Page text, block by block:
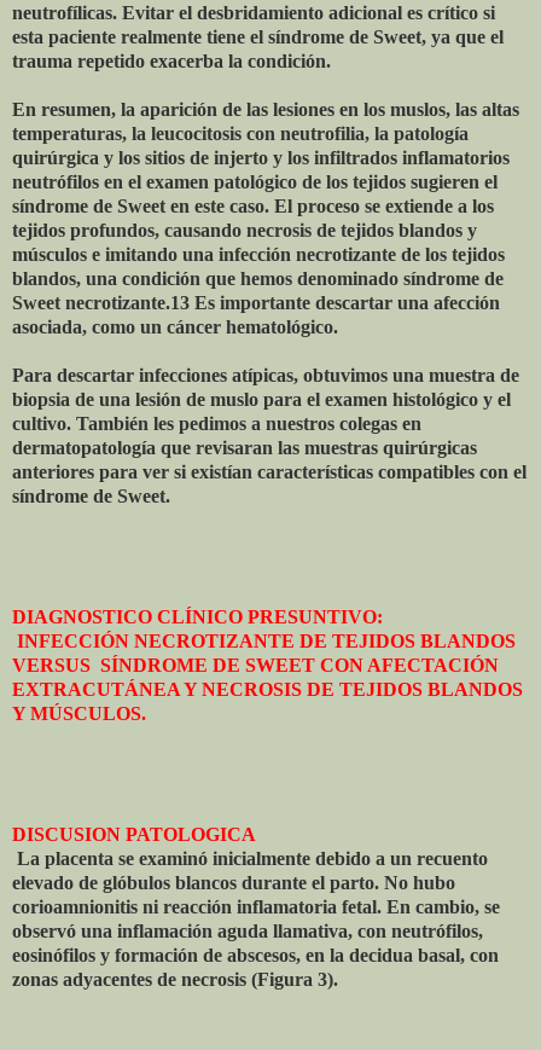
neutrofílicas. Evitar el desbridamiento adicional es crítico si
esta paciente realmente tiene el síndrome de Sweet, ya que el
trauma repetido exacerba la condición.
En resumen, la aparición de las lesiones en los muslos, las altas
temperaturas, la leucocitosis con neutrofilia, la patología
quirúrgica y los sitios de injerto y los infiltrados inflamatorios
neutrófilos en el examen patológico de los tejidos sugieren el
síndrome de Sweet en este caso. El proceso se extiende a los
tejidos profundos, causando necrosis de tejidos blandos y
músculos e imitando una infección necrotizante de los tejidos
blandos, una condición que hemos denominado síndrome de
Sweet necrotizante.13 Es importante descartar una afección
asociada, como un cáncer hematológico.
Para descartar infecciones atípicas, obtuvimos una muestra de
biopsia de una lesión de muslo para el examen histológico y el
cultivo. También les pedimos a nuestros colegas en
dermatopatología que revisaran las muestras quirúrgicas
anteriores para ver si existían características compatibles con el
síndrome de Sweet.
DIAGNOSTICO CLÍNICO PRESUNTIVO:
INFECCIÓN NECROTIZANTE DE TEJIDOS BLANDOS
VERSUS SÍNDROME DE SWEET CON AFECTACIÓN
EXTRACUTÁNEA Y NECROSIS DE TEJIDOS BLANDOS
Y MÚSCULOS.
DISCUSION PATOLOGICA
La placenta se examinó inicialmente debido a un recuento
elevado de glóbulos blancos durante el parto. No hubo
corioamnionitis ni reacción inflamatoria fetal. En cambio, se
observó una inflamación aguda llamativa, con neutrófilos,
eosinófilos y formación de abscesos, en la decidua basal, con
zonas adyacentes de necrosis (Figura 3).